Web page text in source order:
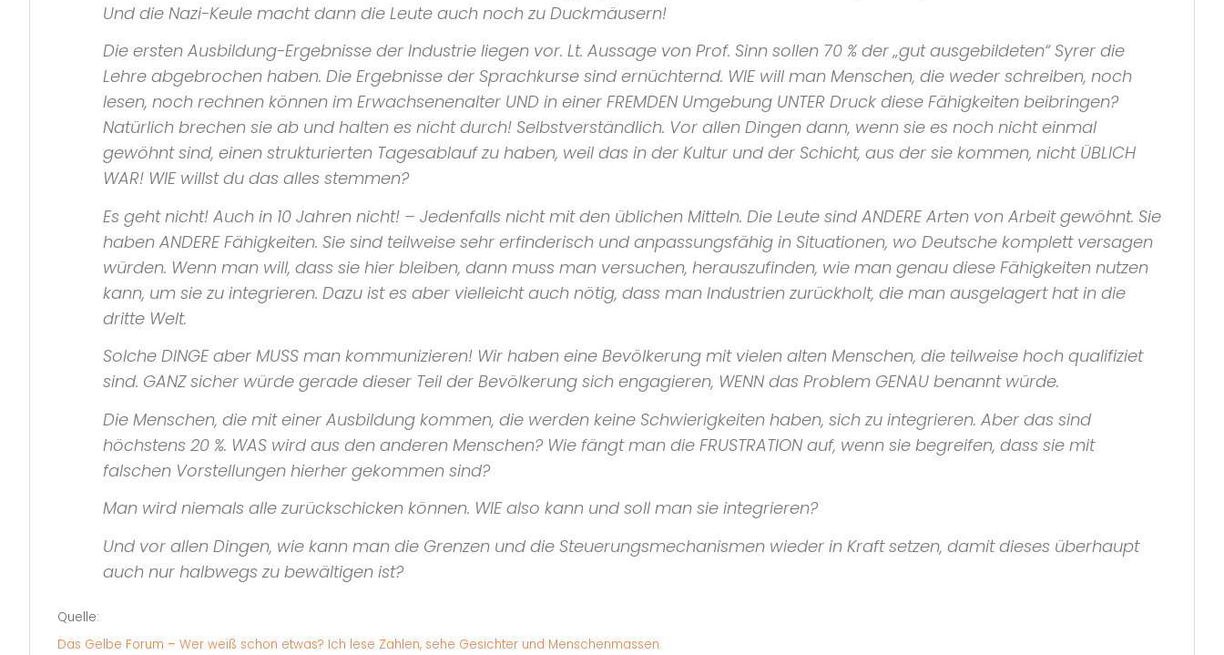
Und die Nazi-Keule macht dann die Leute auch noch zu Duckmäusern!
Die ersten Ausbildung-Ergebnisse der Industrie liegen vor. Lt. Aussage von Prof. Sinn sollen 70 % der „gut ausgebildeten“ Syrer die
Lehre abgebrochen haben. Die Ergebnisse der Sprachkurse sind ernüchternd. WIE will man Menschen, die weder schreiben, noch
lesen, noch rechnen können im Erwachsenenalter UND in einer FREMDEN Umgebung UNTER Druck diese Fähigkeiten beibringen?
Natürlich brechen sie ab und halten es nicht durch! Selbstverständlich. Vor allen Dingen dann, wenn sie es noch nicht einmal
gewöhnt sind, einen strukturierten Tagesablauf zu haben, weil das in der Kultur und der Schicht, aus der sie kommen, nicht ÜBLICH
WAR! WIE willst du das alles stemmen?
Es geht nicht! Auch in 10 Jahren nicht! – Jedenfalls nicht mit den üblichen Mitteln. Die Leute sind ANDERE Arten von Arbeit gewöhnt. Sie
haben ANDERE Fähigkeiten. Sie sind teilweise sehr erfinderisch und anpassungsfähig in Situationen, wo Deutsche komplett versagen
würden. Wenn man will, dass sie hier bleiben, dann muss man versuchen, herauszufinden, wie man genau diese Fähigkeiten nutzen
kann, um sie zu integrieren. Dazu ist es aber vielleicht auch nötig, dass man Industrien zurückholt, die man ausgelagert hat in die
dritte Welt.
Solche DINGE aber MUSS man kommunizieren! Wir haben eine Bevölkerung mit vielen alten Menschen, die teilweise hoch qualifiziet
sind. GANZ sicher würde gerade dieser Teil der Bevölkerung sich engagieren, WENN das Problem GENAU benannt würde.
Die Menschen, die mit einer Ausbildung kommen, die werden keine Schwierigkeiten haben, sich zu integrieren. Aber das sind
höchstens 20 %. WAS wird aus den anderen Menschen? Wie fängt man die FRUSTRATION auf, wenn sie begreifen, dass sie mit
falschen Vorstellungen hierher gekommen sind?
Man wird niemals alle zurückschicken können. WIE also kann und soll man sie integrieren?
Und vor allen Dingen, wie kann man die Grenzen und die Steuerungsmechanismen wieder in Kraft setzen, damit dieses überhaupt
auch nur halbwegs zu bewältigen ist?
Quelle:
Das Gelbe Forum – Wer weiß schon etwas? Ich lese Zahlen, sehe Gesichter und Menschenmassen.